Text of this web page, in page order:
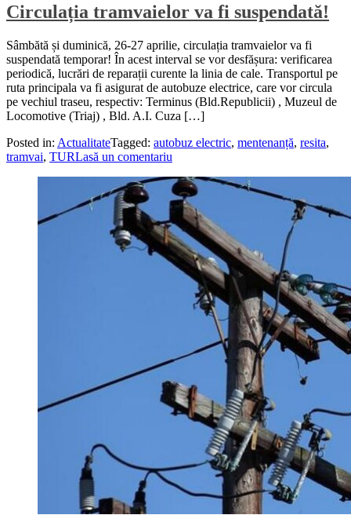
Circulația tramvaielor va fi suspendată!
Sâmbătă și duminică, 26-27 aprilie, circulația tramvaielor va fi
suspendată temporar! În acest interval se vor desfășura: verificarea
periodică, lucrări de reparații curente la linia de cale. Transportul pe
ruta principala va fi asigurat de autobuze electrice, care vor circula
pe vechiul traseu, respectiv: Terminus (Bld.Republicii) , Muzeul de
Locomotive (Triaj) , Bld. A.I. Cuza […]
Posted in: ActualitateTagged: autobuz electric, mentenanță, resita,
tramvai, TURLasă un comentariu